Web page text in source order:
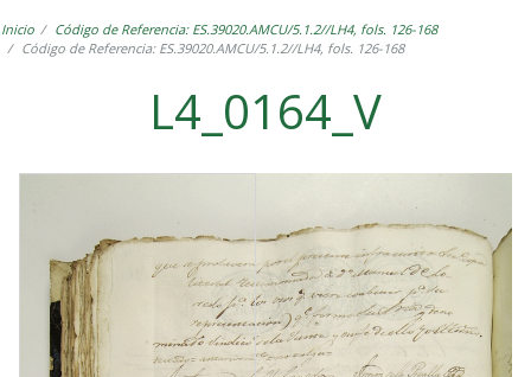
Inicio
Código de Referencia: ES.39020.AMCU/5.1.2//LH4, fols. 126-168
Código de Referencia: ES.39020.AMCU/5.1.2//LH4, fols. 126-168
L4_0164_V